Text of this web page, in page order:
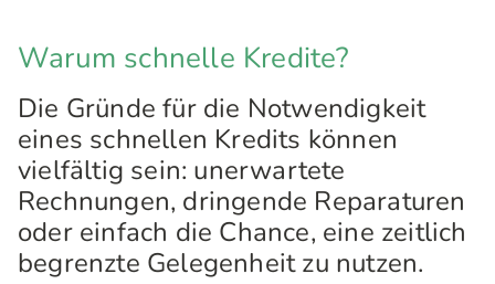
Warum schnelle Kredite?
Die Gründe für die Notwendigkeit
eines schnellen Kredits können
vielfältig sein: unerwartete
Rechnungen, dringende Reparaturen
oder einfach die Chance, eine zeitlich
begrenzte Gelegenheit zu nutzen.